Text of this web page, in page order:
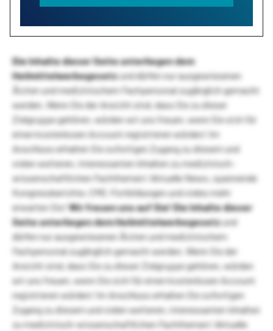
Die Inhalte dieser Seite unterliegen dem
Heilmittelwerbegesetzund dürfen nur ausgewiesenen
Ärzten und medizinischem Fachpersonal zugänglich gemacht
werden. Wenn Sie der Ansicht sind, dass Sie zu dieser
Zielgruppe gehören, würden wir uns freuen, wenn Sie sich für
einen kostenlosen Account registrieren würden! Im
Anschluss erhalten Sie sofortigen Zugang zu diesem und
vielen weiteren, interessanten Inhalten zu medizinisch-
wissenschaftlichen Fachthemen! Aktuelle News, spannende
Kongressberichte, CME-Fortbildungen und vieles mehr
erwarten Sie!Wir freuen uns auf Sie!Die Inhalte dieser
Seite unterliegen dem Heilmittelwerbegesetzund
dürfen nur ausgewiesenen Ärzten und medizinischem
Fachpersonal zugänglich gemacht werden. Wenn Sie der
Ansicht sind, dass Sie zu dieser Zielgruppe gehören, würden
wir uns freuen, wenn Sie sich für einen kostenlosen Account
registrieren würden! Im Anschluss erhalten Sie sofortigen
Zugang zu diesem und vielen weiteren, interessanten Inhalten
zu medizinisch-wissenschaftlichen Fachthemen! Aktuelle